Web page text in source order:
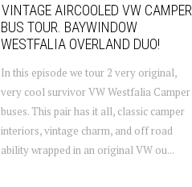
VINTAGE AIRCOOLED VW CAMPER
BUS TOUR. BAYWINDOW
WESTFALIA OVERLAND DUO!
In this episode we tour 2 very original,
very cool survivor VW Westfalia Camper
buses. This pair has it all, classic camper
interiors, vintage charm, and off road
ability wrapped in an original VW ou...